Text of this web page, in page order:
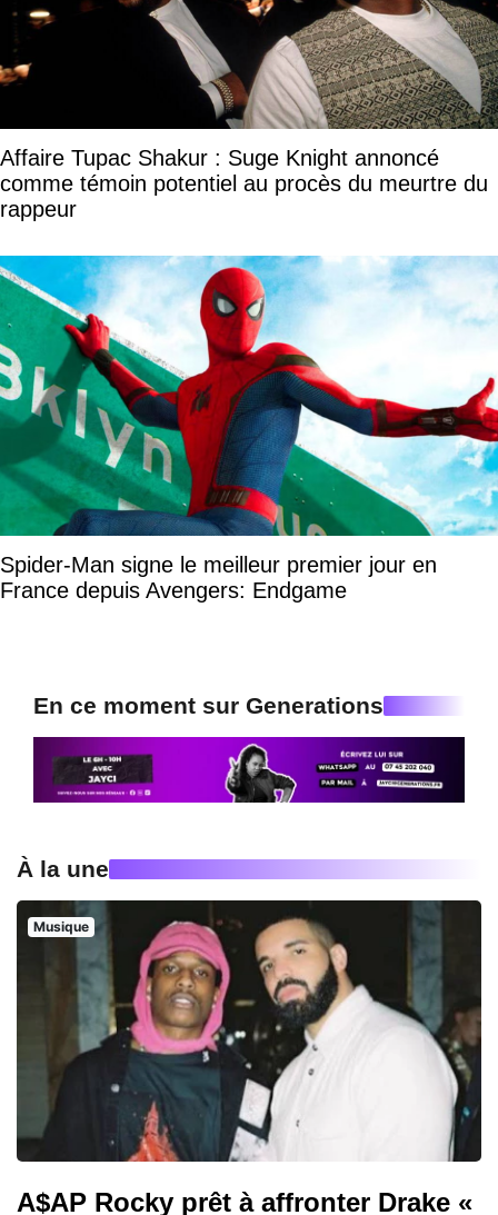
Affaire Tupac Shakur : Suge Knight annoncé
comme témoin potentiel au procès du meurtre du
rappeur
Spider-Man signe le meilleur premier jour en
France depuis Avengers: Endgame
En ce moment sur Generations
À la une
Musique
A$AP Rocky prêt à affronter Drake «